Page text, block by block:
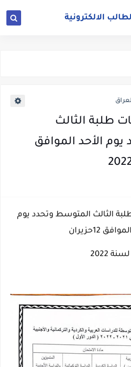
طلبة الثالث
الأحد الموافق
الثالث المتوسط وتحدد يوم
12حزيران
لسنة 2022